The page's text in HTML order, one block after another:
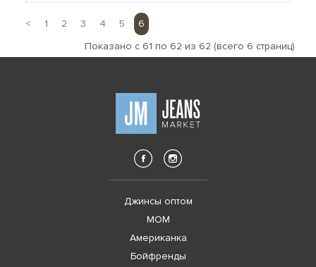
< 1 2 3 4 5
6
Показано с 61 по 62 из 62 (всего 6 страниц)
Джинсы оптом
MOM
Американка
Бойфренды